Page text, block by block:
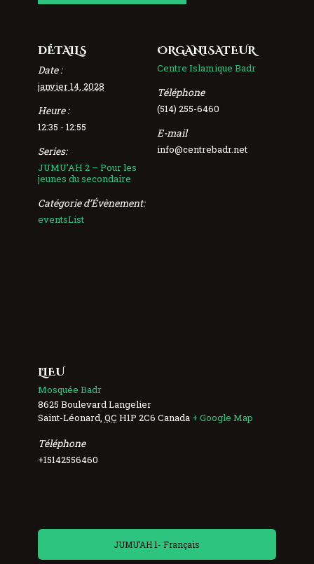
DÉTAILS
Date :
janvier 14, 2028
Heure :
12:35 - 12:55
Series:
JUMU’AH 2 – Pour les
jeunes du secondaire
Catégorie d’Évènement:
eventsList
ORGANISATEUR
Centre Islamique Badr
Téléphone
(514) 255-6460
E-mail
info@centrebadr.net
LIEU
Mosquée Badr
8625 Boulevard Langelier
Saint-Léonard QC H1P 2C6 Canada + Google Map
Téléphone
+15142556460
JUMU’AH 1- Français